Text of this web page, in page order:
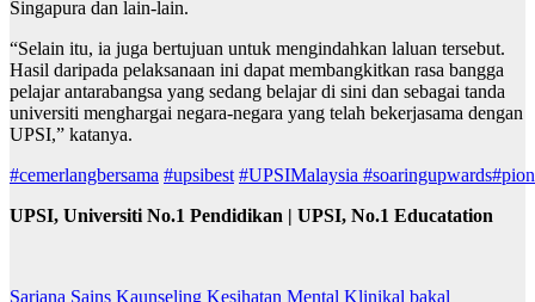
Singapura dan lain-lain.
“Selain itu, ia juga bertujuan untuk mengindahkan laluan tersebut.
Hasil daripada pelaksanaan ini dapat membangkitkan rasa bangga
pelajar antarabangsa yang sedang belajar di sini dan sebagai tanda
universiti menghargai negara-negara yang telah bekerjasama dengan
UPSI,” katanya.
#cemerlangbersama #upsibest #UPSIMalaysia #soaringupwards
UPSI, Universiti No.1 Pendidikan | UPSI, No.1 Educatation
Sarjana Sains Kaunseling Kesihatan Mental Klinikal bakal